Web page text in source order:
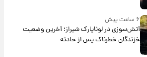
۶ ساعت پیش
آتش‌سوزی در لوناپارک شیراز؛ آخرین وضعیت
خزندگان خطرناک پس از حادثه